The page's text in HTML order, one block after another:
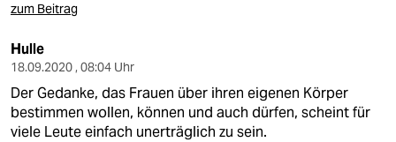
zum Beitrag
Hulle
18.09.2020 , 08:04 Uhr
Der Gedanke, das Frauen über ihren eigenen Körper
bestimmen wollen, können und auch dürfen, scheint für
viele Leute einfach unerträglich zu sein.